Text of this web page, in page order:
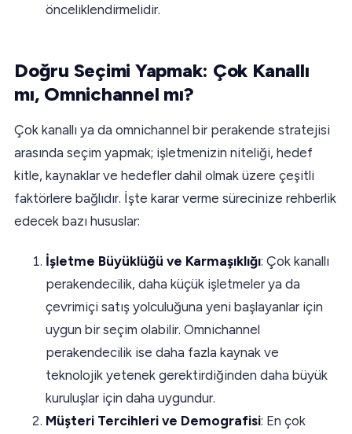
önceliklendirmelidir.
Doğru Seçimi Yapmak: Çok Kanallı
mı, Omnichannel mı?
Çok kanallı ya da omnichannel bir perakende stratejisi
arasında seçim yapmak; işletmenizin niteliği, hedef
kitle, kaynaklar ve hedefler dahil olmak üzere çeşitli
faktörlere bağlıdır. İşte karar verme sürecinize rehberlik
edecek bazı hususlar:
İşletme Büyüklüğü ve Karmaşıklığı: Çok kanallı
perakendecilik, daha küçük işletmeler ya da
çevrimiçi satış yolculuğuna yeni başlayanlar için
uygun bir seçim olabilir. Omnichannel
perakendecilik ise daha fazla kaynak ve
teknolojik yetenek gerektirdiğinden daha büyük
kuruluşlar için daha uygundur.
Müşteri Tercihleri ve Demografisi: En çok